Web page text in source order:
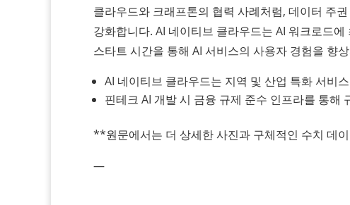
클라우드와 크래프톤의 협력 사례처럼, 데이터 주
강화합니다. AI 네이티브 클라우드는 AI 워크로드
스타트 시간을 통해 AI 서비스의 사용자 경험을 향
AI 네이티브 클라우드는 지역 및 산업 특화 서비
핀테크 AI 개발 시 금융 규제 준수 인프라를 통해
**원문에서는 더 상세한 사진과 구체적인 수치 데
—